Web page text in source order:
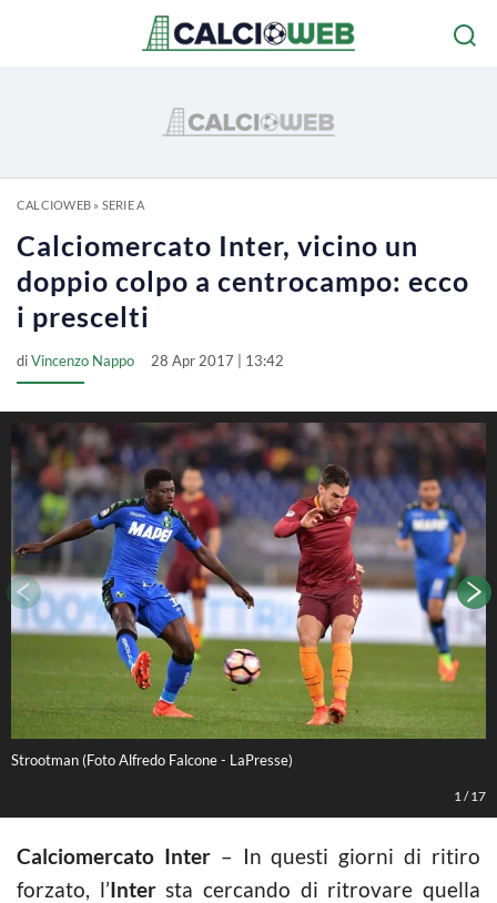
CALCIOWEB» SERIE A
Calciomercato Inter, vicino un
doppio colpo a centrocampo: ecco
i prescelti
diVincenzo Nappo 28 Apr 2017 | 13:42
Strootman (Foto Alfredo Falcone - LaPresse)
1 /17
Calciomercato Inter– In questi giorni di ritiro
forzato, l’Intersta cercando di ritrovare quella